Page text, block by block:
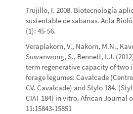
Trujillo, I. 2008. Biotecnología
sustentable de sabanas. Acta
(1): 45-56.
Veraplakorn, V., Nakorn, M.N.,
Suwanwong, S., Bennett, I.J.
term regenerative capacity of
forage legumes: Cavalcade
CV. Cavalcade) and Stylo 184.
CIAT 184) in vitro. African Journal
11:15843-15851